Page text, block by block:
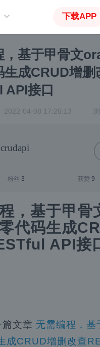
下载APP
，基于甲骨文
生成CRUD增删
API接口
2022-04-08 17:26:13
crudapi
粉丝3 获赞 9
，基于甲
代码生成
API接
文章 无需编程，
成CRUD增删改查